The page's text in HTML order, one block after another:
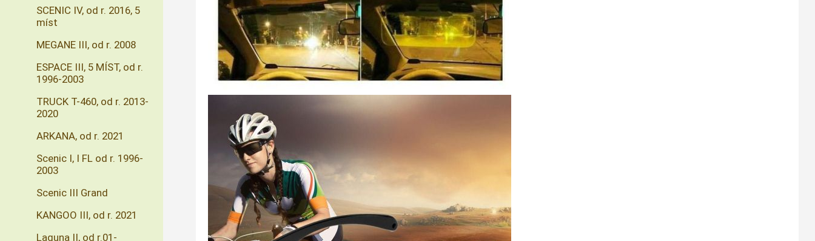
SCENIC IV, od r. 2016, 5
míst
MEGANE III, od r. 2008
ESPACE III, 5 MÍST, od r.
1996-2003
TRUCK T-460, od r. 2013-
2020
ARKANA, od r. 2021
Scenic I, I FL od r. 1996-
2003
Scenic III Grand
KANGOO III, od r. 2021
Laguna II, od r.01-